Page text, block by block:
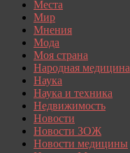
Места
Мир
Мнения
Мода
Моя страна
Народная медицина
Наука
Наука и техника
Недвижимость
Новости
Новости ЗОЖ
Новости медицины